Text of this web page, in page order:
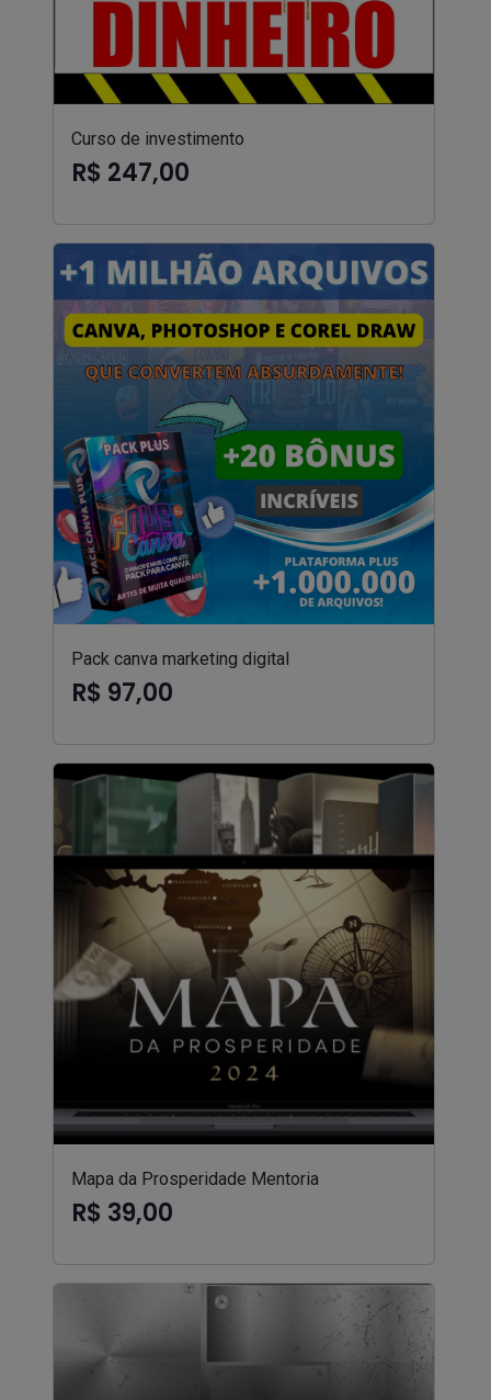
Curso de investimento
R$ 247,00
Pack canva marketing digital
R$ 97,00
Mapa da Prosperidade Mentoria
R$ 39,00